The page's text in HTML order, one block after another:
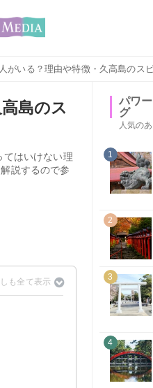
がいる？理由や特徴・久高島のス
島のス
てはいけない理
説するので参
パワ
グ
人気の
1
2
3
4